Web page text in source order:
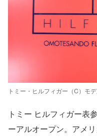
トミー・ヒルフィガー（C）モ
トミー ヒルフィガー表
ーアルオープン。アメ